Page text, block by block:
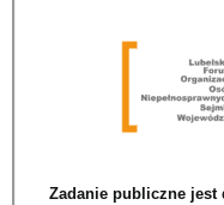
Zadanie publiczne jest